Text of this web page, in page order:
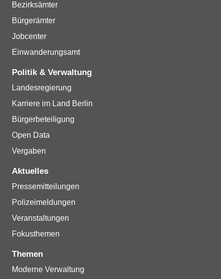
Bezirksämter
Bürgerämter
Jobcenter
Einwanderungsamt
Politik & Verwaltung
Landesregierung
Karriere im Land Berlin
Bürgerbeteiligung
Open Data
Vergaben
Aktuelles
Pressemitteilungen
Polizeimeldungen
Veranstaltungen
Fokusthemen
Themen
Moderne Verwaltung